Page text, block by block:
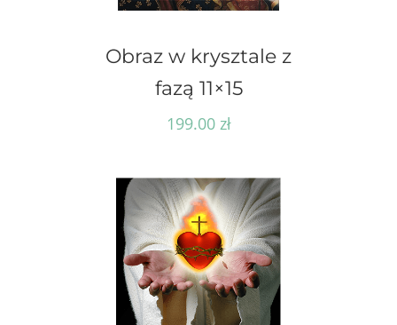
Obraz w krysztale z
fazą 11×15
199.00 zł